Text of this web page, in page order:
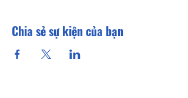
Chia sẻ sự kiện của bạn